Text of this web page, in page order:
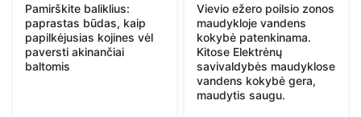
Pamirškite baliklius:
paprastas būdas, kaip
papilkėjusias kojines vėl
paversti akinančiai
baltomis
Vievio ežero poilsio zonos
maudykloje vandens
kokybė patenkinama.
Kitose Elektrėnų
savivaldybės maudyklose
vandens kokybė gera,
maudytis saugu.